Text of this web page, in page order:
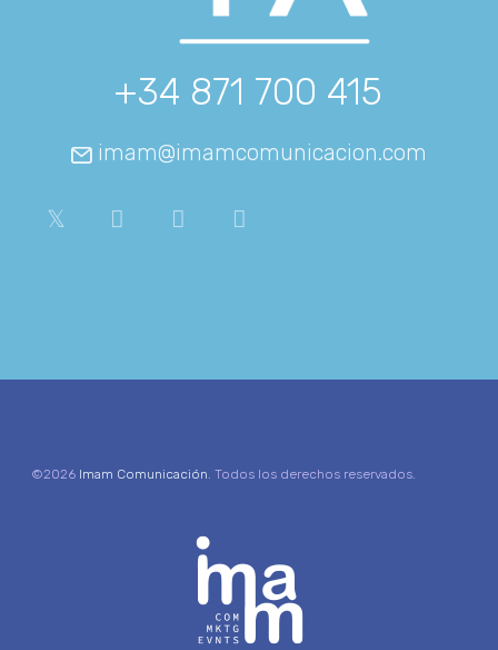
+34 871 700 415
imam@imamcomunicacion.com
©2026 Imam Comunicación. Todos los derechos reservados.